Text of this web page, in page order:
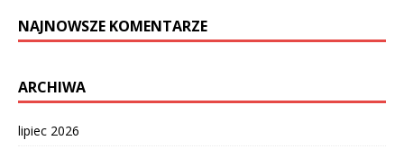
NAJNOWSZE KOMENTARZE
ARCHIWA
lipiec 2026